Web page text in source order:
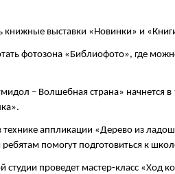
книжные выставки «Новинки» и
фотозона «Библиофото», где
– Волшебная страна» начнется
технике аппликации «Дерево из
помогут подготовиться к
проведет мастер-класс «Ход